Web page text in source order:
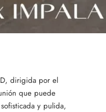
dirigida por el
que puede
y pulida,